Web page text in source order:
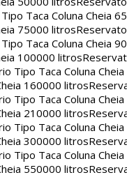
Taca Coluna Cheia
75000 litros
Taca Coluna Cheia
100000 litros
Tipo Taca Coluna
160000 litros
Tipo Taca Coluna
210000 litros
Tipo Taca Coluna
300000 litros
Tipo Taca Coluna
550000 litros